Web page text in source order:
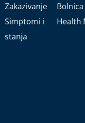
Zakazivanje
Simptomi i
stanja
Bolnica
Health